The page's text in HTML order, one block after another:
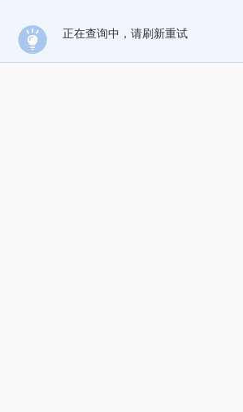
正在查询中，请刷新重试